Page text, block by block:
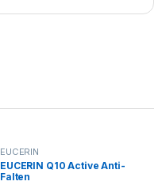
EUCERIN
EUCERIN Q10 Active Anti-
Falten